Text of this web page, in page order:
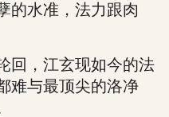
的水准，法力跟肉
，江玄现如今的法
难与最顶尖的洛净